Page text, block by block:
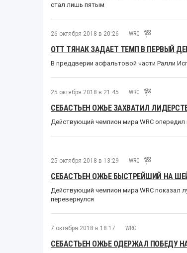
стал лишь пятым
26 октября 2018 в 20:26 WRC
ОТТ ТЯНАК ЗАДАЕТ ТЕМП В ПЕРВЫЙ
В преддверии асфальтовой части Ралли
25 октября 2018 в 21:45 WRC
СЕБАСТЬЕН ОЖЬЕ ЗАХВАТИЛ
Действующий чемпион мира WRC
25 октября 2018 в 13:29 WRC
СЕБАСТЬЕН ОЖЬЕ БЫСТРЕЙШИЙ НА
Действующий чемпион мира WRC показал
перевернулся
7 октября 2018 в 18:17 WRC
СЕБАСТЬЕН ОЖЬЕ ОДЕРЖАЛ ПОБЕДУ